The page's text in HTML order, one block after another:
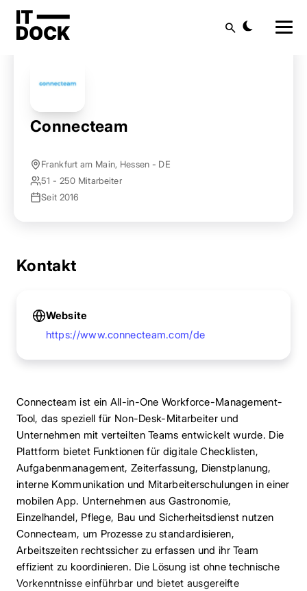
Startseite Anbieter finden
Connecteam
Frankfurt am Main, Hessen - DE
51 - 250 Mitarbeiter
Seit 2016
Kontakt
Website
https://www.connecteam.com/de
Connecteam ist ein All-in-One Workforce-Management-
Tool, das speziell für Non-Desk-Mitarbeiter und
Unternehmen mit verteilten Teams entwickelt wurde. Die
Plattform bietet Funktionen für digitale Checklisten,
Aufgabenmanagement, Zeiterfassung, Dienstplanung,
interne Kommunikation und Mitarbeiterschulungen in einer
mobilen App. Unternehmen aus Gastronomie,
Einzelhandel, Pflege, Bau und Sicherheitsdienst nutzen
Connecteam, um Prozesse zu standardisieren,
Arbeitszeiten rechtssicher zu erfassen und ihr Team
effizient zu koordinieren. Die Lösung ist ohne technische
Vorkenntnisse einführbar und bietet ausgereifte